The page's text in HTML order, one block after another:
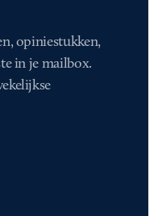
opiniestukken,
in je mailbox.